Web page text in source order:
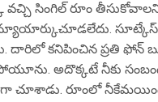
సింగిల్ రూం తీసుకోవాలని
దారిలో కనిపించిన ప్రతి ఫోన్
అదొక్కటే నీకు
చూశాడు. రూంలో